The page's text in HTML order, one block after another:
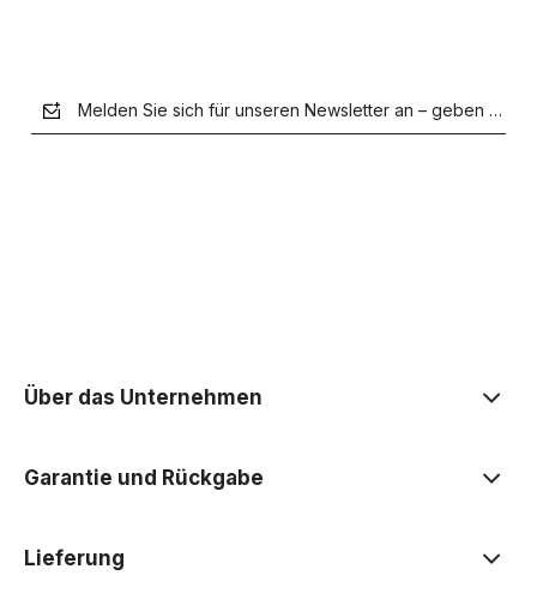
Melden Sie sich für unseren Newsletter an – geben Sie
Über das Unternehmen
Garantie und Rückgabe
Lieferung